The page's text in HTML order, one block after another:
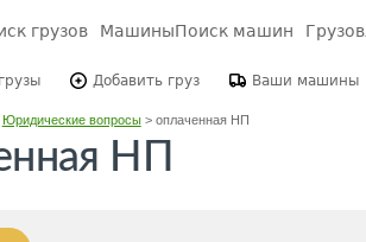
грузов МашиныПоиск машин
Добавить груз Ваши машины
Юридические вопросы> оплаченная НП
НП